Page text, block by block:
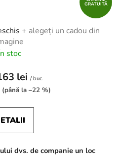
GRATUITĂ
+ alegeți un cadou din
stoc
lei / buc.
(până la –22 %)
dvs. de companie un loc